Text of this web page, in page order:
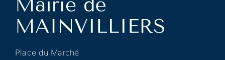
Place du Marché